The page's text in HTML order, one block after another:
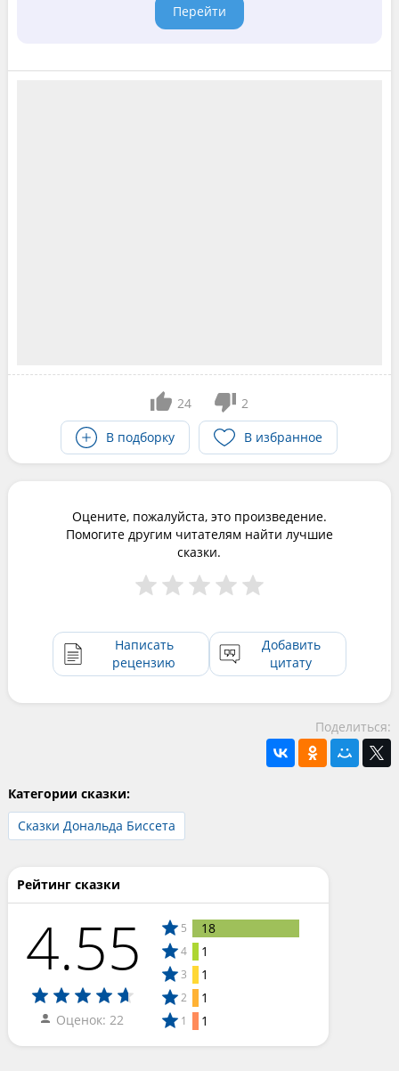
Перейти
24
2
В подборку
В избранное
Оцените, пожалуйста, это произведение.
Помогите другим читателям найти лучшие
сказки.
Написать
рецензию
Добавить
цитату
Поделиться:
Категории сказки:
Сказки Дональда Биссета
Рейтинг сказки
4.55
Оценок: 22
5 18
4 1
3 1
2 1
1 1